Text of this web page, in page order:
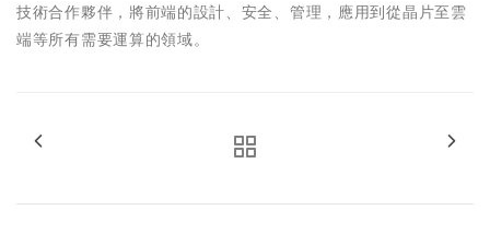
技術合作夥伴，將前端的設計、安全、管理，應用到從晶片至雲
端等所有需要運算的領域。